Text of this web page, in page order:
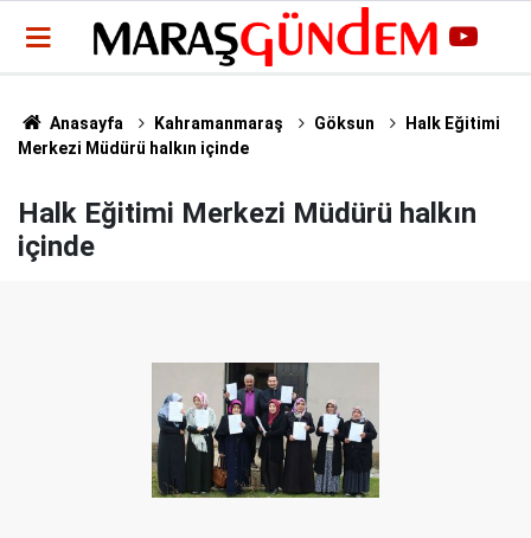
Anasayfa Kahramanmaraş Göksun
Halk Eğitimi
Merkezi Müdürü halkın içinde
Halk Eğitimi Merkezi Müdürü halkın
içinde